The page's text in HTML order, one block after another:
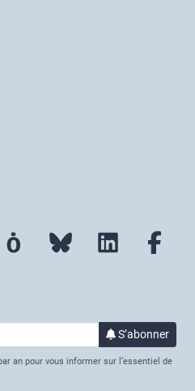
Mobilizon Bluesky LinkedIn
S’abonnerà la
an pour vous informer sur l’essentiel de